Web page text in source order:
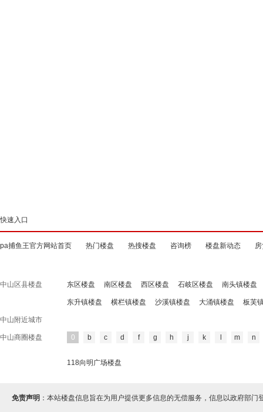
快速入口
pa捕鱼王官方网站首页 热门楼盘 热搜楼盘 咨询榜 楼盘新动态
中山区县楼盘 东区楼盘 南区楼盘 西区楼盘 石岐区楼盘 南头镇楼盘
东升镇楼盘 横栏镇楼盘 沙溪镇楼盘 大涌镇楼盘 板芙
中山附近城市
中山商圈楼盘 0 b c d f g h j k m n
118向明广场楼盘
免责声明 ：本站楼盘信息旨在为用户提供更多信息的无偿服务，信息以政府部门